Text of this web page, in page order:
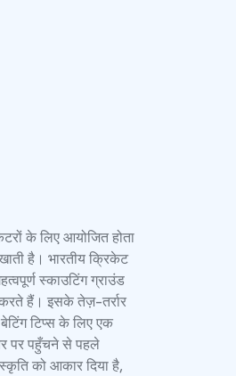
के लिए आयोजित होता
है। भारतीय क्रिकेट
स्काउटिंग ग्राउंड
हैं। इसके तेज़-तर्रार
टिप्स के लिए एक
पर पहुँचने से पहले
को आकार दिया है,